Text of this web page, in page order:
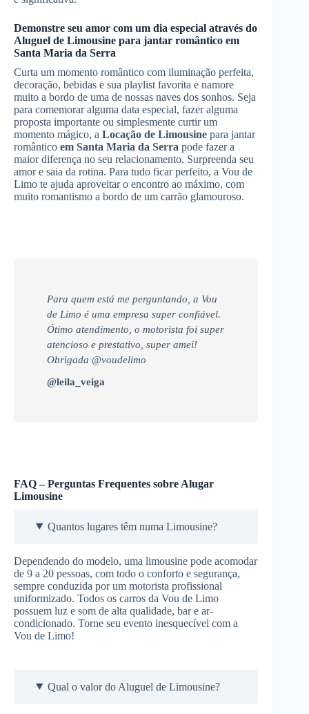
Demonstre seu amor com um dia especial através do
Aluguel de Limousine para jantar romântico em
Santa Maria da Serra
Curta um momento romântico com iluminação perfeita,
decoração, bebidas e sua playlist favorita e namore
muito a bordo de uma de nossas naves dos sonhos. Seja
para comemorar alguma data especial, fazer alguma
proposta importante ou simplesmente curtir um
momento mágico, a Locação de Limousine para jantar
romântico em Santa Maria da Serra pode fazer a
maior diferença no seu relacionamento. Surpreenda seu
amor e saia da rotina. Para tudo ficar perfeito, a Vou de
Limo te ajuda aproveitar o encontro ao máximo, com
muito romantismo a bordo de um carrão glamouroso.
Para quem está me perguntando, a Vou
de Limo é uma empresa super confiável.
Ótimo atendimento, o motorista foi super
atencioso e prestativo, super amei!
Obrigada @voudelimo
@leila_veiga
FAQ – Perguntas Frequentes sobre Alugar
Limousine
Quantos lugares têm numa Limousine?
Dependendo do modelo, uma limousine pode acomodar
de 9 a 20 pessoas, com todo o conforto e segurança,
sempre conduzida por um motorista profissional
uniformizado. Todos os carros da Vou de Limo
possuem luz e som de alta qualidade, bar e ar-
condicionado. Torne seu evento inesquecível com a
Vou de Limo!
Qual o valor do Aluguel de Limousine?